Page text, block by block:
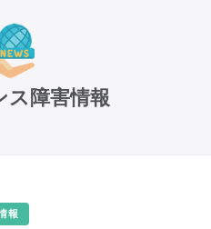
ス障害情報
報